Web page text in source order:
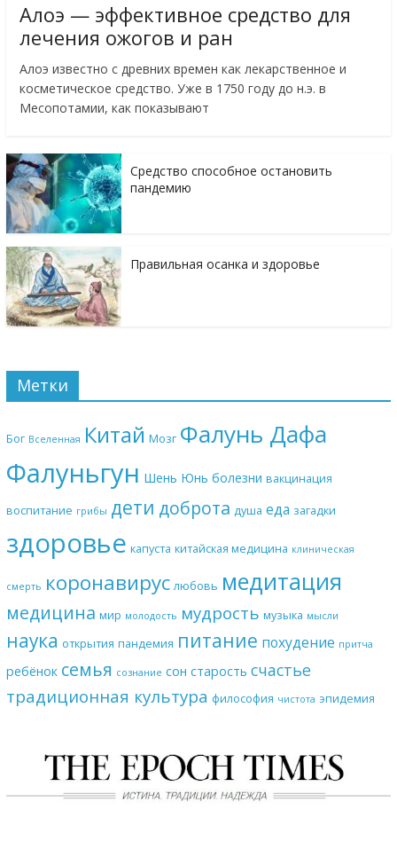
Алоэ — эффективное средство для
лечения ожогов и ран
Алоэ известно с древних времен как лекарственное и
косметическое средство. Уже в 1750 году до н.э. в
Месопотамии, как показывают
Средство способное остановить
пандемию
Правильная осанка и здоровье
Метки
Бог Вселенная Китай Мозг Фалунь Дафа
Фалуньгун Шень Юнь болезни вакцинация
воспитание грибы дети доброта душа еда загадки
здоровье капуста китайская медицина клиническая
смерть коронавирус любовь медитация
медицина мир молодость мудрость музыка мысли
наука открытия пандемия питание похудение притча
ребёнок семья сознание сон старость счастье
традиционная культура философия чистота эпидемия